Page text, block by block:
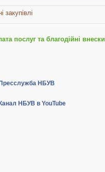
закупівлі
послуг та благодійні внески
Пресслужба НБУВ
Канал НБУВ в YouTube